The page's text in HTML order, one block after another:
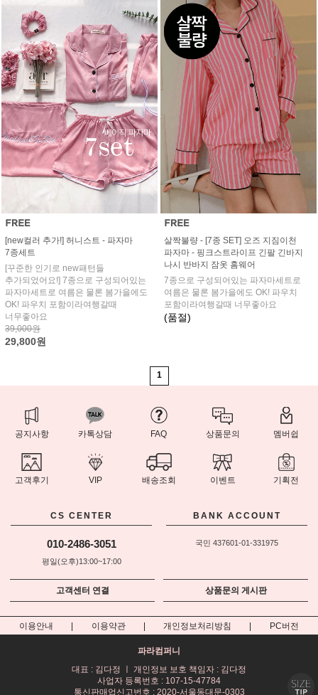
[new컬러 추가!] 허니스트 - 파자마
7종세트
[꾸준한 인기로 new패턴들
추가되었어요!] 7종으로 구성되어있는
파자마세트로 여름은 물론 봄가을에도
OK! 파우치 포함이라여행갈때
너무좋아요
39,000원
29,800원
살짝불량 - [7종 SET] 오즈 지짐이천
파자마 - 핑크스트라이프 긴팔 긴바지
나시 반바지 잠옷 홈웨어
7종으로 구성되어있는 파자마세트로
여름은 물론 봄가을에도 OK! 파우치
포함이라여행갈때 너무좋아요
(품절)
1
공지사항 카톡상담 FAQ 상품문의 멤버쉽
고객후기 VIP 배송조회 이벤트 기획전
CS CENTER
010-2486-3051
평일(오후)13:00~17:00
BANK ACCOUNT
국민 437601-01-331975
고객센터 연결 상품문의 게시판
이용안내 이용약관 개인정보처리방침 PC버전
파라컴퍼니
대표 : 김다정 ㅣ 개인정보 보호 책임자 : 김다정
사업자 등록번호 : 107-15-47784
통신판매업신고번호 : 2020-서울동대문-0303